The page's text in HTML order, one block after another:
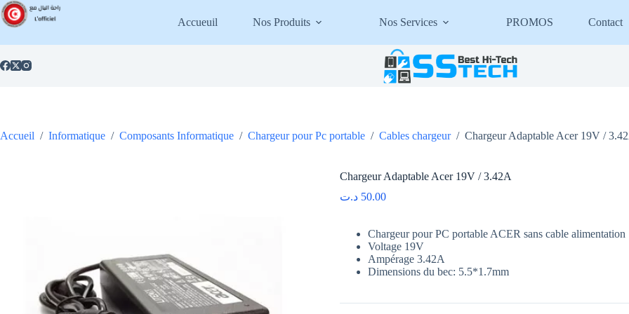
Passer
au
contenu
Accueuil Nos Produits Nos Services PROMOS Contact
Accueil / Informatique / Composants Informatique / Chargeur pour Pc portable / Cables chargeur / Chargeur Adaptable Acer 19V /
Chargeur Adaptable Acer 19V / 3.42A
50.00 د.ت
Chargeur pour PC portable ACER sans cable alimentation
Voltage 19V
Ampérage 3.42A
Dimensions du bec: 5.5*1.7mm